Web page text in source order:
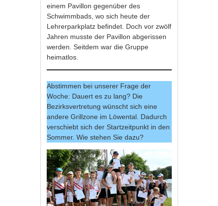
einem Pavillon gegenüber des
Schwimmbads, wo sich heute der
Lehrerparkplatz befindet. Doch vor zwölf
Jahren musste der Pavillon abgerissen
werden. Seitdem war die Gruppe
heimatlos.
Abstimmen bei unserer Frage der
Woche: Dauert es zu lang? Die
Bezirksvertretung wünscht sich eine
andere Grillzone im Löwental. Dadurch
verschiebt sich der Startzeitpunkt in den
Sommer. Wie stehen Sie dazu?